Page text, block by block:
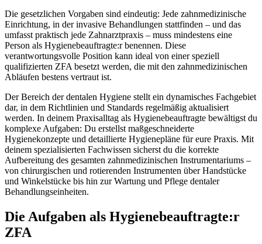
Die gesetzlichen Vorgaben sind eindeutig: Jede zahnmedizinische
Einrichtung, in der invasive Behandlungen stattfinden – und das
umfasst praktisch jede Zahnarztpraxis – muss mindestens eine
Person als Hygienebeauftragte:r benennen. Diese
verantwortungsvolle Position kann ideal von einer speziell
qualifizierten ZFA besetzt werden, die mit den zahnmedizinischen
Abläufen bestens vertraut ist.
Der Bereich der dentalen Hygiene stellt ein dynamisches Fachgebiet
dar, in dem Richtlinien und Standards regelmäßig aktualisiert
werden. In deinem Praxisalltag als Hygienebeauftragte bewältigst du
komplexe Aufgaben: Du erstellst maßgeschneiderte
Hygienekonzepte und detaillierte Hygienepläne für eure Praxis. Mit
deinem spezialisierten Fachwissen sicherst du die korrekte
Aufbereitung des gesamten zahnmedizinischen Instrumentariums –
von chirurgischen und rotierenden Instrumenten über Handstücke
und Winkelstücke bis hin zur Wartung und Pflege dentaler
Behandlungseinheiten.
Die Aufgaben als Hygienebeauftragte:r
ZFA